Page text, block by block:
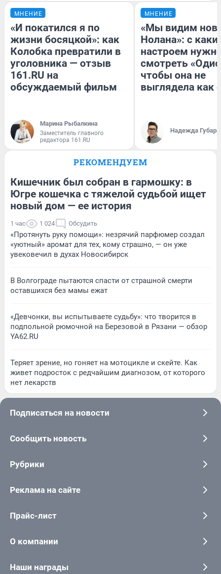
МНЕНИЕ
«И покатился я по
жизни босяцкой»: как
Колобка превратили в
уголовника — отзыв
161.RU на
обсуждаемый фильм
Марина Рыбалкина
Заместитель главного
редактора 161.RU
МНЕНИЕ
«Мы видим
Нолана»: с
настроем
смотреть
чтобы она не
выглядела как
Надежда Губарь
РЕКОМЕНДУЕМ
Кишечник был собран в гармошку: в
Югре кошечка с тяжелой судьбой ищет
новый дом — ее история
1 час 1 024 Обсудить
«Протянуть руку помощи»: незрячий парфюмер создал
«уютный» аромат для тех, кому страшно, — он уже
увековечил в духах Новосибирск
В Волгограде пытаются спасти от страшной смерти
оставшихся без мамы ежат
«Девчонки, вы испытываете судьбу»: что творится в
подпольной рюмочной на Березовой в Рязани — обзор
YA62.RU
Теряет зрение, но гоняет на мотоцикле и скейте. Как
живет подросток с редчайшим диагнозом, от которого
нет лекарств
Подписаться на новости
Сообщить новость
Рубрики
Реклама на сайте
Прайс-лист
О компании
Наши награды